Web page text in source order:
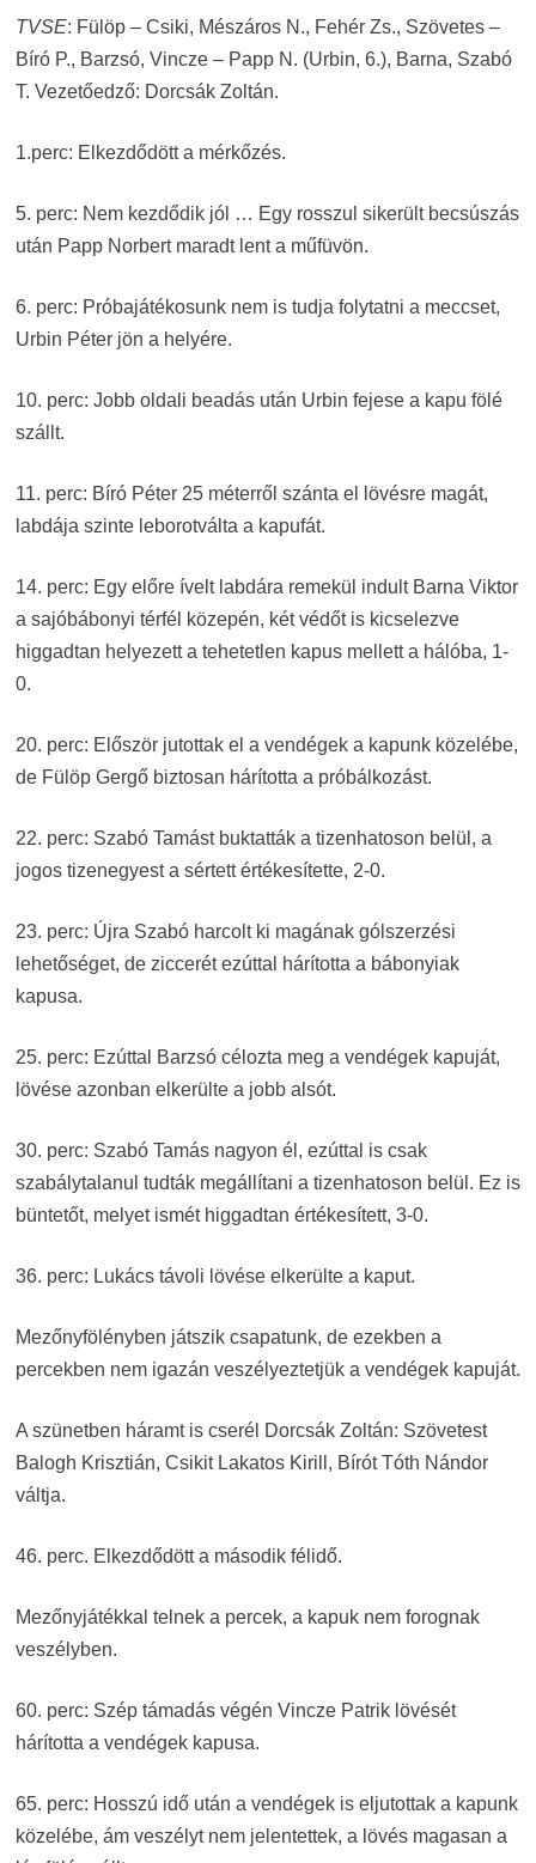
TVSE: Fülöp – Csiki, Mészáros N., Fehér Zs., Szövetes –
Bíró P., Barzsó, Vincze – Papp N. (Urbin, 6.), Barna, Szabó
T. Vezetőedző: Dorcsák Zoltán.
1.perc: Elkezdődött a mérkőzés.
5. perc: Nem kezdődik jól … Egy rosszul sikerült becsúszás
után Papp Norbert maradt lent a műfüvön.
6. perc: Próbajátékosunk nem is tudja folytatni a meccset,
Urbin Péter jön a helyére.
10. perc: Jobb oldali beadás után Urbin fejese a kapu fölé
szállt.
11. perc: Bíró Péter 25 méterről szánta el lövésre magát,
labdája szinte leborotválta a kapufát.
14. perc: Egy előre ívelt labdára remekül indult Barna Viktor
a sajóbábonyi térfél közepén, két védőt is kicselezve
higgadtan helyezett a tehetetlen kapus mellett a hálóba, 1-
0.
20. perc: Először jutottak el a vendégek a kapunk közelébe,
de Fülöp Gergő biztosan hárította a próbálkozást.
22. perc: Szabó Tamást buktatták a tizenhatoson belül, a
jogos tizenegyest a sértett értékesítette, 2-0.
23. perc: Újra Szabó harcolt ki magának gólszerzési
lehetőséget, de ziccerét ezúttal hárította a bábonyiak
kapusa.
25. perc: Ezúttal Barzsó célozta meg a vendégek kapuját,
lövése azonban elkerülte a jobb alsót.
30. perc: Szabó Tamás nagyon él, ezúttal is csak
szabálytalanul tudták megállítani a tizenhatoson belül. Ez is
büntetőt, melyet ismét higgadtan értékesített, 3-0.
36. perc: Lukács távoli lövése elkerülte a kaput.
Mezőnyfölényben játszik csapatunk, de ezekben a
percekben nem igazán veszélyeztetjük a vendégek kapuját.
A szünetben háramt is cserél Dorcsák Zoltán: Szövetest
Balogh Krisztián, Csikit Lakatos Kirill, Bírót Tóth Nándor
váltja.
46. perc. Elkezdődött a második félidő.
Mezőnyjátékkal telnek a percek, a kapuk nem forognak
veszélyben.
60. perc: Szép támadás végén Vincze Patrik lövését
hárította a vendégek kapusa.
65. perc: Hosszú idő után a vendégek is eljutottak a kapunk
közelébe, ám veszélyt nem jelentettek, a lövés magasan a